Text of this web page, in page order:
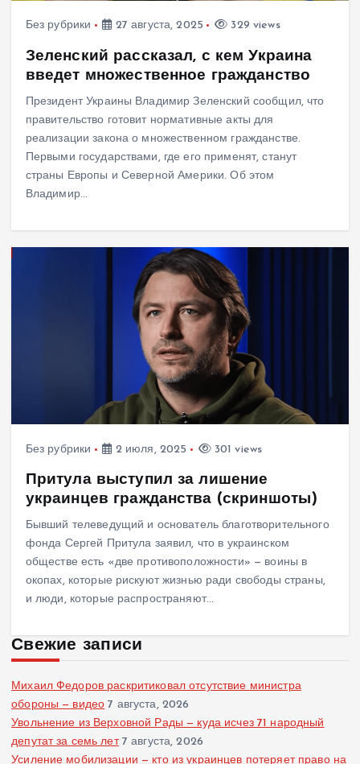
Без рубрики 27 августа, 2025 329 views
Зеленский рассказал, с кем Украина
введет множественное гражданство
Президент Украины Владимир Зеленский сообщил, что
правительство готовит нормативные акты для
реализации закона о множественном гражданстве.
Первыми государствами, где его применят, станут
страны Европы и Северной Америки. Об этом
Владимир…
Без рубрики 2 июля, 2025 301 views
Притула выступил за лишение
украинцев гражданства (скриншоты)
Бывший телеведущий и основатель благотворительного
фонда Сергей Притула заявил, что в украинском
обществе есть «две противоположности» — воины в
окопах, которые рискуют жизнью ради свободы страны,
и люди, которые распространяют…
Свежие записи
Михаил Федоров раскритиковал отсутствие министра
обороны — видео 7 августа, 2026
Увольнение из Верховной Рады — куда исчез 71 народный
депутат за семь лет 7 августа, 2026
Усиление мобилизации — кто из украинцев потеряет право на